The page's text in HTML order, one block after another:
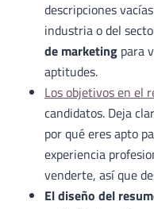
descripciones
industria o del
de marketing para
aptitudes.
Los objetivos en el
candidatos. Deja
por qué eres apto
experiencia
venderte, así que
El diseño del